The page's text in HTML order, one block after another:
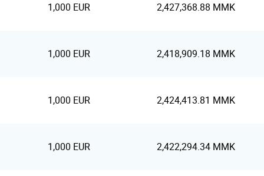
1,000 EUR 2,427,368.88 MMK
1,000 EUR 2,418,909.18 MMK
1,000 EUR 2,424,413.81 MMK
1,000 EUR 2,422,294.34 MMK